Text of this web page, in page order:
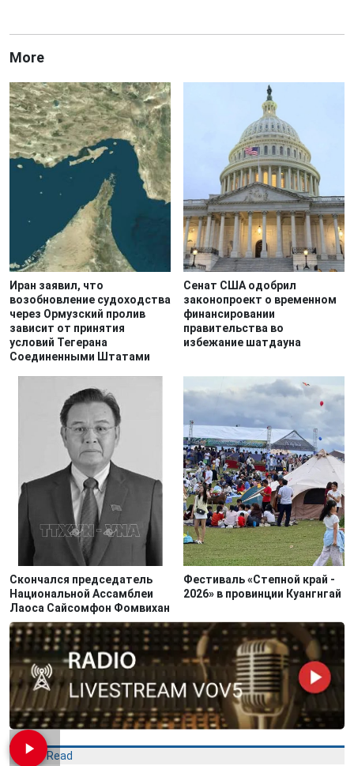
More
Иран заявил, что
возобновление судоходства
через Ормузский пролив
зависит от принятия
условий Тегерана
Соединенными Штатами
Сенат США одобрил
законопроект о временном
финансировании
правительства во
избежание шатдауна
Скончался председатель
Национальной Ассамблеи
Лаоса Сайсомфон Фомвихан
Фестиваль «Степной край -
2026» в провинции Куангнгай
Most Read